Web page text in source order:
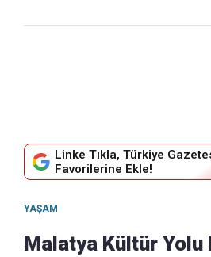
Linke Tıkla, Türkiye
Favorilerine Ekle!
YAŞAM
Malatya Kültür